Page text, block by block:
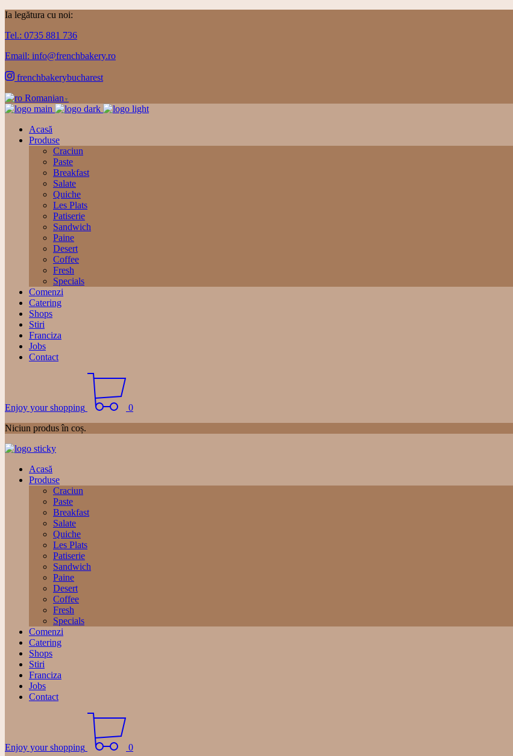
Ia legătura cu noi:
Tel.: 0735 881 736
Email: info@frenchbakery.ro
frenchbakerybucharest
Romanian ▼
Acasă
Produse
Craciun
Paste
Breakfast
Salate
Quiche
Les Plats
Patiserie
Sandwich
Paine
Desert
Coffee
Fresh
Specials
Comenzi
Catering
Shops
Stiri
Franciza
Jobs
Contact
Enjoy your shopping
0
Niciun produs în coș.
Acasă
Produse
Craciun
Paste
Breakfast
Salate
Quiche
Les Plats
Patiserie
Sandwich
Paine
Desert
Coffee
Fresh
Specials
Comenzi
Catering
Shops
Stiri
Franciza
Jobs
Contact
Enjoy your shopping
0